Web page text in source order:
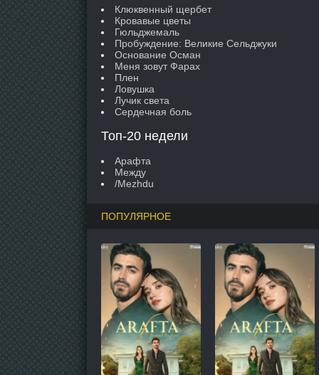
Клюквенный щербет
Кровавые цветы
Гюльджемаль
Пробуждение: Великие Сельджуки
Основание Осман
Меня зовут Фарах
Плен
Ловушка
Лучик света
Сердечная боль
Топ-20 недели
Арафта
Между
/Mezhdu
ПОПУЛЯРНОЕ